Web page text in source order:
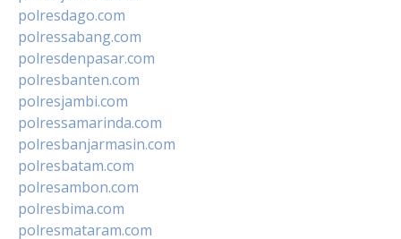
polresdago.com
polressabang.com
polresdenpasar.com
polresbanten.com
polresjambi.com
polressamarinda.com
polresbanjarmasin.com
polresbatam.com
polresambon.com
polresbima.com
polresmataram.com